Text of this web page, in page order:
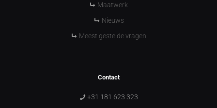
Maatwerk
Nieuws
Meest gestelde vragen
Contact
+31 181 623 323